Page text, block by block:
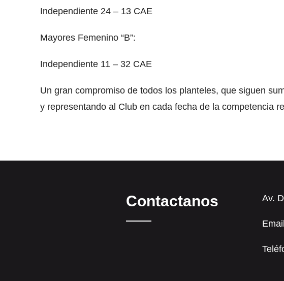
Independiente 24 – 13 CAE
Mayores Femenino “B”:
Independiente 11 – 32 CAE
Un gran compromiso de todos los planteles, que siguen
y representando al Club en cada fecha de la competencia
Contactanos Av.